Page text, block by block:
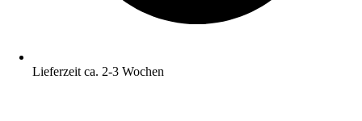
Lieferzeit ca. 2-3 Wochen